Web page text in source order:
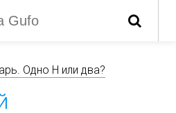
Одно Н или два?